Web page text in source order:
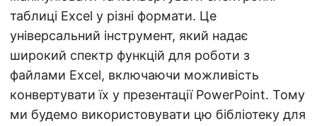
таблиці Excel у різні формати. Це
універсальний інструмент, який надає
широкий спектр функцій для роботи з
файлами Excel, включаючи можливість
конвертувати їх у презентації PowerPoint. Тому
ми будемо використовувати цю бібліотеку для